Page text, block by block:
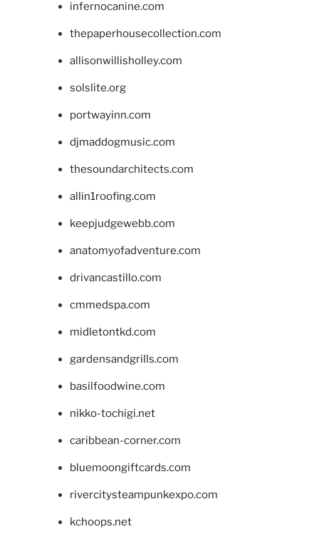
infernocanine.com
thepaperhousecollection.com
allisonwillisholley.com
solslite.org
portwayinn.com
djmaddogmusic.com
thesoundarchitects.com
allin1roofing.com
keepjudgewebb.com
anatomyofadventure.com
drivancastillo.com
cmmedspa.com
midletontkd.com
gardensandgrills.com
basilfoodwine.com
nikko-tochigi.net
caribbean-corner.com
bluemoongiftcards.com
rivercitysteampunkexpo.com
kchoops.net